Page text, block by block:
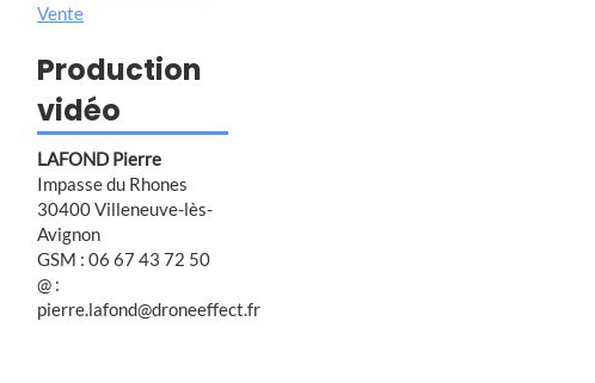
Vente
Production
vidéo
LAFOND Pierre
Impasse du Rhones
30400 Villeneuve-lès-
Avignon
GSM : 06 67 43 72 50
@ :
pierre.lafond@droneeffect.fr